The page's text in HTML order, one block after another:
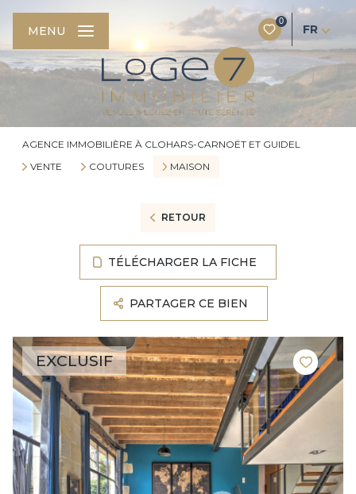
0
FR
MENU
AGENCE IMMOBILIÈRE À CLOHARS-CARNOËT ET GUIDEL
VENTE
COUTURES MAISON
RETOUR
TÉLÉCHARGER LA FICHE
PARTAGER CE BIEN
EXCLUSIF